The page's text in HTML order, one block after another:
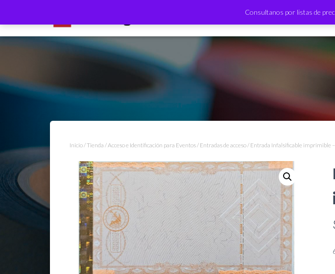
Consultanos por listas de
Inicio/Tienda /Acceso e Identificación para Eventos/ Entradas de acceso/ Entrada Infalsificable imprimible